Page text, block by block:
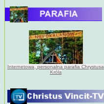
Internetowa, personalna parafia Chrystusa
Króla